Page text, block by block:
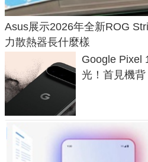
Asus展示2026年全新ROG
力散熱器長什麼樣
Google Pixel
光！首見機